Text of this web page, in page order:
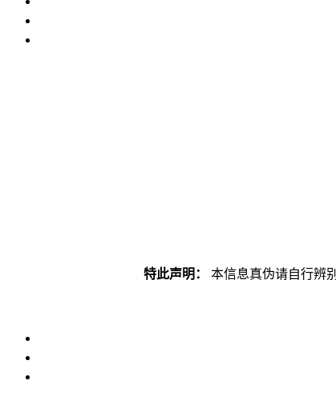
特此声明： 本信息真伪请自行辨